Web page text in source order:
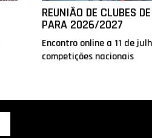
REUNIÃO DE CLUBES
PARA 2026/2027
Encontro online a 11 de
competições nacionais